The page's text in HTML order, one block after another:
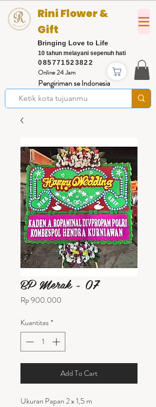
085771523822
Rini Flower &
Gift
Bringing Love to Life
Online 24 Jam
Pengiriman se Indonesia
10 tahun melayani sepenuh hati
BP Merak - 07
Rp 900.000
Kuantitas*
Add To Cart
Ukuran Papan 2 x 1,5 m